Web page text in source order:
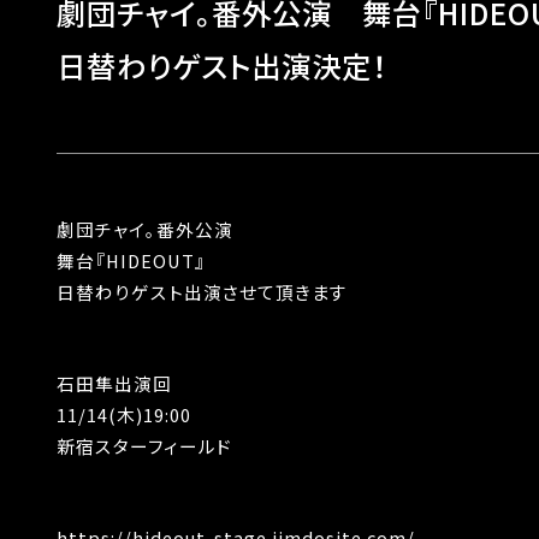
劇団チャイ。番外公演 舞台『
日替わりゲスト出演決定！
劇団チャイ。番外公演
舞台『HIDEOUT』
日替わりゲスト出演させて頂きます
石田隼出演回
11/14(木)19:00
新宿スターフィールド